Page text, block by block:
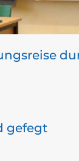
gefegt